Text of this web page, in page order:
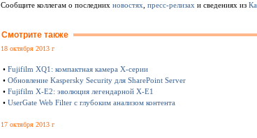
Сообщите коллегам о последних новостях пресс-релизах и сведениях из
Смотрите также
18 октября 2013 г
• Fujifilm XQ1: компактная камера Х-серии
• Обновление Kaspersky Security для SharePoint Server
• Fujifilm X-E2: эволюция легендарной X-E1
• UserGate Web Filter с глубоким анализом контента
17 октября 2013 г